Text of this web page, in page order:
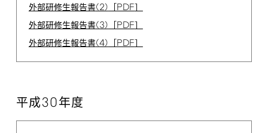
外部研修生報告書(2) PDF
外部研修生報告書(3) PDF
外部研修生報告書(4) PDF
平成30年度